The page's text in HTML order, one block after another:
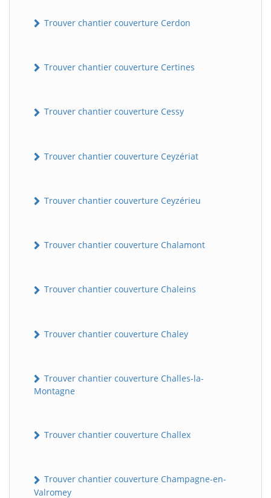
Trouver chantier couverture Cerdon
Trouver chantier couverture Certines
Trouver chantier couverture Cessy
Trouver chantier couverture Ceyzériat
Trouver chantier couverture Ceyzérieu
Trouver chantier couverture Chalamont
Trouver chantier couverture Chaleins
Trouver chantier couverture Chaley
Trouver chantier couverture Challes-la-
Montagne
Trouver chantier couverture Challex
Trouver chantier couverture Champagne-en-
Valromey